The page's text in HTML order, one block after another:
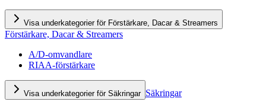
Visa underkategorier för Förstärkare, Dacar & Streamers
Förstärkare, Dacar & Streamers
A/D-omvandlare
RIAA-förstärkare
Visa underkategorier för Säkringar Säkringar